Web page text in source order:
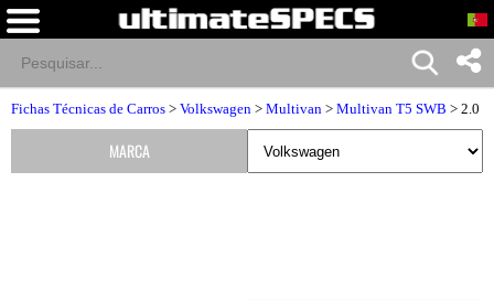
Fichas Técnicas de Carros > Volkswagen > Multivan > Multivan T5 SWB > 2.0
MARCA